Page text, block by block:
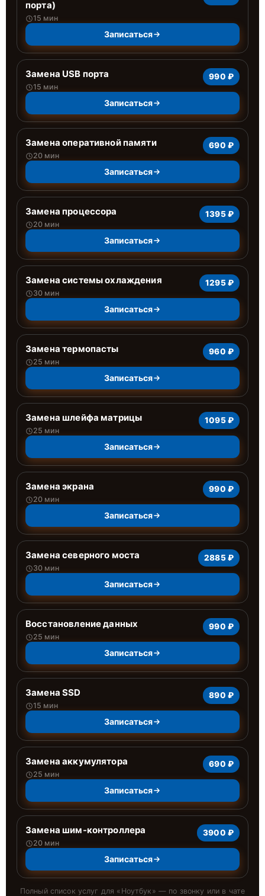
порта)
15 мин
Записаться
Замена USB порта
15 мин
990 ₽
Записаться
Замена оперативной памяти
20 мин
690 ₽
Записаться
Замена процессора
20 мин
1395 ₽
Записаться
Замена системы охлаждения
30 мин
1295 ₽
Записаться
Замена термопасты
25 мин
960 ₽
Записаться
Замена шлейфа матрицы
25 мин
1095 ₽
Записаться
Замена экрана
20 мин
990 ₽
Записаться
Замена северного моста
30 мин
2885 ₽
Записаться
Восстановление данных
25 мин
990 ₽
Записаться
Замена SSD
15 мин
890 ₽
Записаться
Замена аккумулятора
25 мин
690 ₽
Записаться
Замена шим-контроллера
20 мин
3900 ₽
Записаться
Полный список услуг для « Ноутбук » — по звонку или в чате